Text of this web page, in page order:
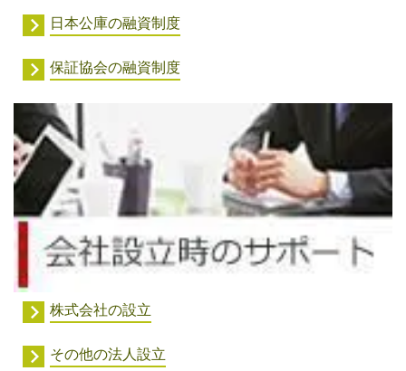
日本公庫の融資制度
保証協会の融資制度
株式会社の設立
その他の法人設立